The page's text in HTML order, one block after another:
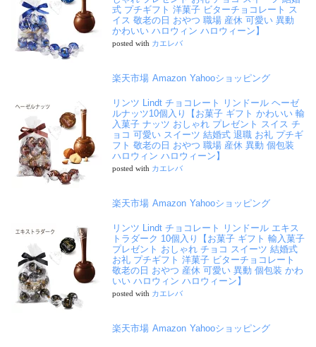
式 プチギフト 洋菓子 ビターチョコレート ス
イス 敬老の日 おやつ 職場 産休 可愛い 異動
かわいい ハロウィン ハロウィーン】
posted with カエレバ
楽天市場 Amazon Yahooショッピング
リンツ Lindt チョコレート リンドール ヘーゼ
ルナッツ10個入り【お菓子 ギフト かわいい 輸
入菓子 ナッツ おしゃれ プレゼント スイス チ
ョコ 可愛い スイーツ 結婚式 退職 お礼 プチギ
フト 敬老の日 おやつ 職場 産休 異動 個包装
ハロウィン ハロウィーン】
posted with カエレバ
楽天市場 Amazon Yahooショッピング
リンツ Lindt チョコレート リンドール エキス
トラダーク 10個入り【お菓子 ギフト 輸入菓子
プレゼント おしゃれ チョコ スイーツ 結婚式
お礼 プチギフト 洋菓子 ビターチョコレート
敬老の日 おやつ 産休 可愛い 異動 個包装 かわ
いい ハロウィン ハロウィーン】
posted with カエレバ
楽天市場 Amazon Yahooショッピング